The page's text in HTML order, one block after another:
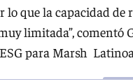
lo que la capacidad de
limitada”, comentó
ESG para Marsh